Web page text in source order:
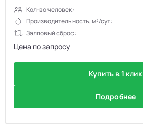
Кол-во человек:
Производительность, м³/сут:
Залповый сброс:
Цена по запросу
Купить в 1 клик
Подробнее